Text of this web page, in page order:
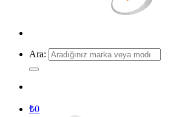
Ara:
₺0